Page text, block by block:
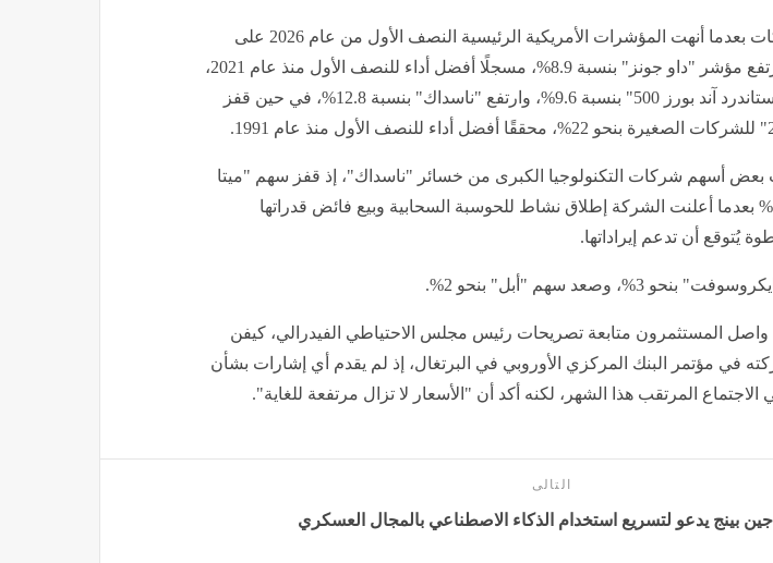
وجاءت هذه التحركات بعدما أنهت المؤشرات الأمريكية الرئيسية النصف الأول من عام 2026 على
مكاسب قوية، إذ ارتفع مؤشر "داو جونز" بنسبة 8.9%، مسجلًا أفضل أداء للنصف الأول منذ عام 2021،
بينما صعد مؤشر "ستاندرد آند بورز 500" بنسبة 9.6%، وارتفع "ناسداك" بنسبة 12.8%، في حين قفز
بعض أسهم شركات التكنولوجيا الكبرى من خسائر "ناسداك"، إذ قفز سهم "ميتا
بلاتفورمز" بنحو 10% بعدما أعلنت الشركة إطلاق نشاط للحوسبة السحابية وبيع فائض قدراتها
يُتوقع أن تدعم إيراداتها.
3%، وصعد سهم "أبل" بنحو 2%.
المستثمرون متابعة تصريحات رئيس مجلس الاحتياطي الفيدرالي، كيفن
في مؤتمر البنك المركزي الأوروبي في البرتغال، إذ لم يقدم أي إشارات بشأن
الاجتماع المرتقب هذا الشهر، لكنه أكد أن "الأسعار لا تزال مرتفعة للغاية".
التالى
بينج يدعو لتسريع استخدام الذكاء الاصطناعي بالمجال العسكري